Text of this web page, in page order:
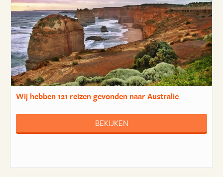
Wij hebben121 reizengevonden naar Australie
BEKIJKEN